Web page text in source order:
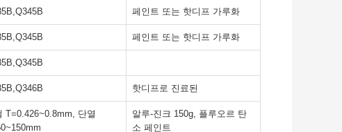
페인트 또는 핫디프 가루화
페인트 또는 핫디프 가루화
핫디프로 진료된
T=0.426~0.8mm, 단열
알루-진크 150g, 플루오르 탄
소 페인트